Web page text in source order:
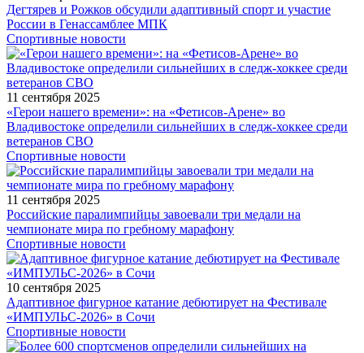
Дегтярев и Рожков обсудили адаптивный спорт и участие
России в Генассамблее МПК
Спортивные новости
11 сентября 2025
«Герои нашего времени»: на «Фетисов-Арене» во
Владивостоке определили сильнейших в следж-хоккее среди
ветеранов СВО
Спортивные новости
11 сентября 2025
Российские паралимпийцы завоевали три медали на
чемпионате мира по гребному марафону
Спортивные новости
10 сентября 2025
Адаптивное фигурное катание дебютирует на Фестивале
«ИМПУЛЬС-2026» в Сочи
Спортивные новости